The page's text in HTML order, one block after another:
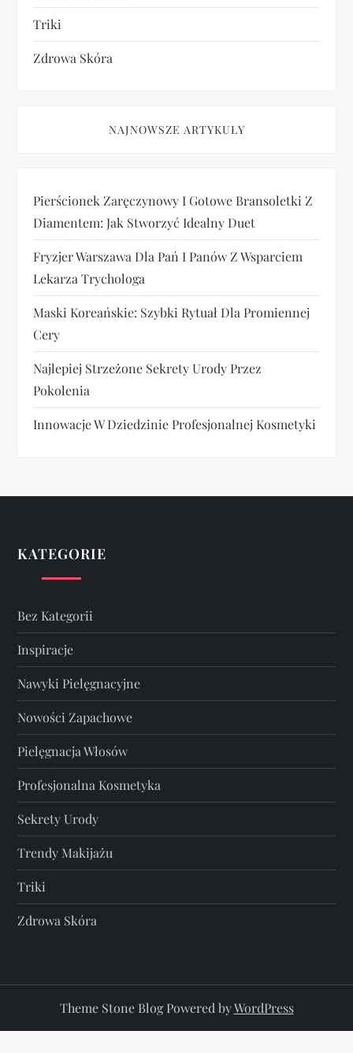
Triki
Zdrowa Skóra
NAJNOWSZE ARTYKUŁY
Pierścionek Zaręczynowy I Gotowe Bransoletki Z
Diamentem: Jak Stworzyć Idealny Duet
Fryzjer Warszawa Dla Pań I Panów Z Wsparciem
Lekarza Trychologa
Maski Koreańskie: Szybki Rytuał Dla Promiennej
Cery
Najlepiej Strzeżone Sekrety Urody Przez
Pokolenia
Innowacje W Dziedzinie Profesjonalnej Kosmetyki
KATEGORIE
Bez Kategorii
Inspiracje
Nawyki Pielęgnacyjne
Nowości Zapachowe
Pielęgnacja Włosów
Profesjonalna Kosmetyka
Sekrety Urody
Trendy Makijażu
Triki
Zdrowa Skóra
Theme Stone Blog Powered byWordPress